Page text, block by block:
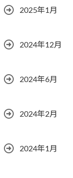
2025年1月
2024年12月
2024年6月
2024年2月
2024年1月